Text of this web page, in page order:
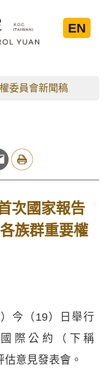
EN
委員會新聞稿
次國家報告
族群重要權
今（19）日舉行
際公約（下稱
意見發表會。